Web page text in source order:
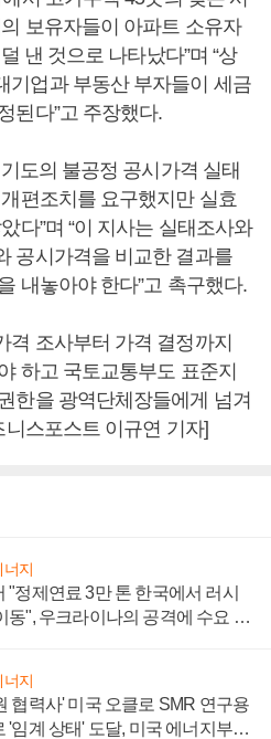
보유자들이 아파트 소유자
낸 것으로 나타났다”며 “상
기업과 부동산 부자들이 세금
된다”고 주장했다.
도의 불공정 공시가격 실태
편조치를 요구했지만 실효
다”며 “이 지사는 실태조사와
공시가격을 비교한 결과를
내놓아야 한다”고 촉구했다.
격 조사부터 가격 결정까지
하고 국토교통부도 표준지
한을 광역단체장들에게 넘겨
스포스트 이규연 기자]
너지
"정제연료 3만 톤 한국에서 러시
동", 우크라이나의 공격에 수요 늘
너지
협력사' 미국 오클로 SMR 연구용
'임계 상태' 도달, 미국 에너지부